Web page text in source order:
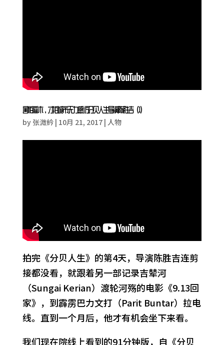
害怕麻木，才拍城市无力感 访分贝人生导演陈胜吉（1）
by 张溦紟| 10月 21, 2017| 人物
拍完《分贝人生》的第4天，导演陈胜吉连剪
接都没看，就跟着另一部记录吉辇河
（Sungai Kerian）渡轮河殇的电影《9.13回
家》，到霹雳巴力文打（Parit Buntar）拉电
线。直到一个月后，他才有机会坐下来看。
我们现在院线上看到的91分钟版，自《分贝